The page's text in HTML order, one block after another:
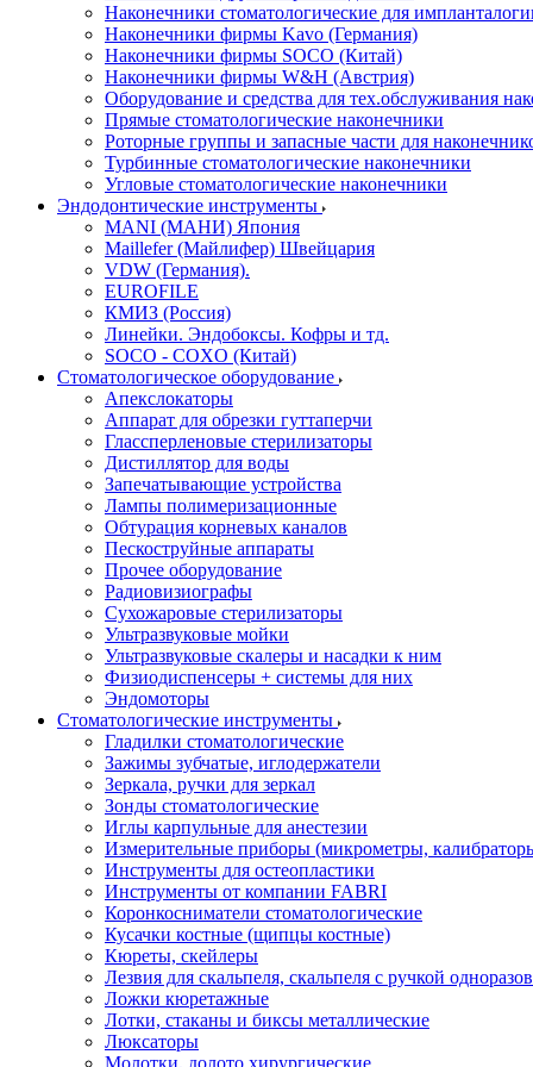
Наконечники стоматологические для
Наконечники фирмы Kavo (Германия)
Наконечники фирмы SOCO (Китай)
Наконечники фирмы W&H (Австрия)
Оборудование и средства для тех.обслуживания
Прямые стоматологические наконечники
Роторные группы и запасные части для
Турбинные стоматологические наконечники
Угловые стоматологические наконечники
Эндодонтические инструменты
MANI (МАНИ) Япония
Maillefer (Майлифер) Швейцария
VDW (Германия).
EUROFILE
КМИЗ (Россия)
Линейки. Эндобоксы. Кофры и тд.
SOCO - COXO (Китай)
Стоматологическое оборудование
Апекслокаторы
Аппарат для обрезки гуттаперчи
Глассперленовые стерилизаторы
Дистиллятор для воды
Запечатывающие устройства
Лампы полимеризационные
Обтурация корневых каналов
Пескоструйные аппараты
Прочее оборудование
Радиовизиографы
Сухожаровые стерилизаторы
Ультразвуковые мойки
Ультразвуковые скалеры и насадки к ним
Физиодиспенсеры + системы для них
Эндомоторы
Стоматологические инструменты
Гладилки стоматологические
Зажимы зубчатые, иглодержатели
Зеркала, ручки для зеркал
Зонды стоматологические
Иглы карпульные для анестезии
Измерительные приборы (микрометры,
Инструменты для остеопластики
Инструменты от компании FABRI
Коронкосниматели стоматологические
Кусачки костные (щипцы костные)
Кюреты, скейлеры
Лезвия для скальпеля, скальпеля с ручкой
Ложки кюретажные
Лотки, стаканы и биксы металлические
Люксаторы